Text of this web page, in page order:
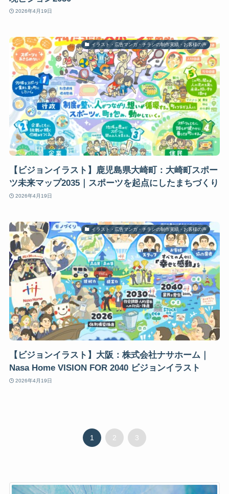
2026年4月19日
イラスト・広告マンガ・チラシの制作実績・お客様の声
【ビジョンイラスト】鹿児島県大崎町：大崎町スポー
ツ未来マップ2035｜スポーツを起点にしたまちづくり
2026年4月19日
イラスト・広告マンガ・チラシの制作実績・お客様の声
【ビジョンイラスト】大阪：株式会社ナサホーム｜
Nasa Home VISION FOR 2040 ビジョンイラスト
2026年4月19日
1 2 3